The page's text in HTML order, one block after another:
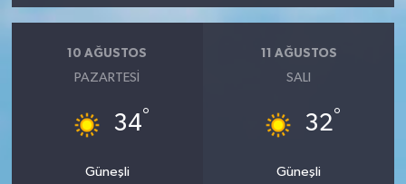
10 AĞUSTOS
PAZARTESI
34°
Güneşli
11 AĞUSTOS
SALI
32°
Güneşli